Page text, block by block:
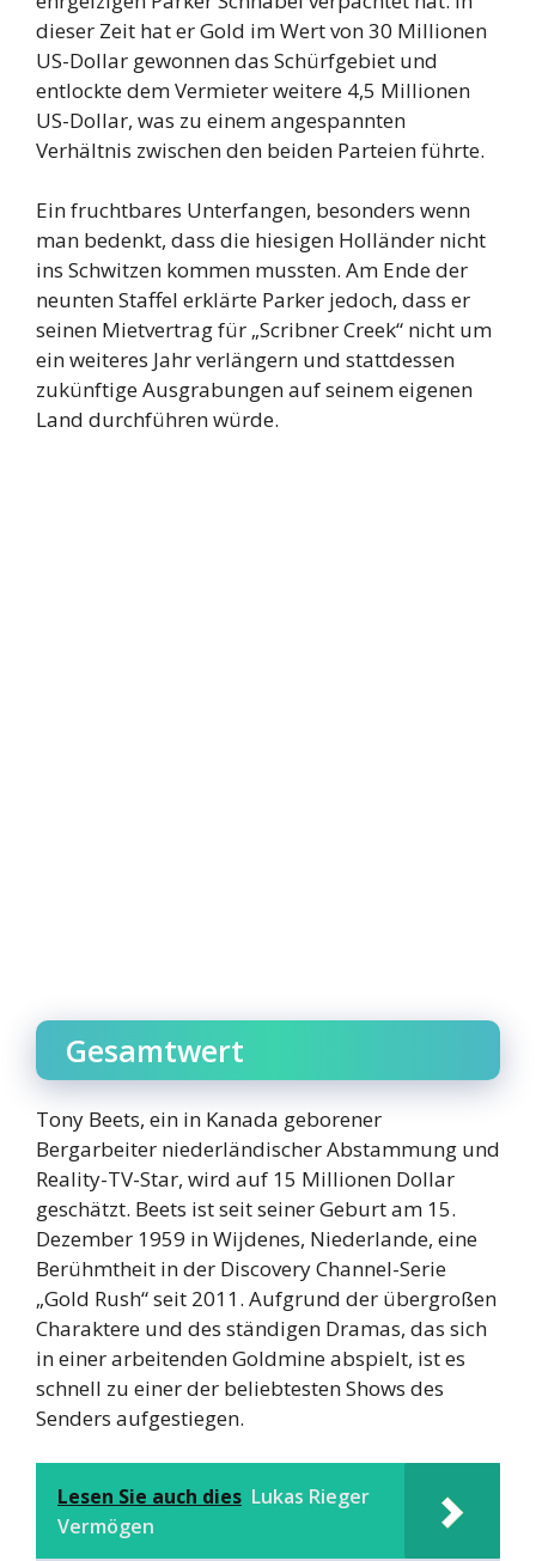
dieser Zeit hat er Gold im Wert von 30 Millionen
US-Dollar gewonnen das Schürfgebiet und
entlockte dem Vermieter weitere 4,5 Millionen
US-Dollar, was zu einem angespannten
Verhältnis zwischen den beiden Parteien führte.
Ein fruchtbares Unterfangen, besonders wenn
man bedenkt, dass die hiesigen Holländer nicht
ins Schwitzen kommen mussten. Am Ende der
neunten Staffel erklärte Parker jedoch, dass er
seinen Mietvertrag für „Scribner Creek“ nicht um
ein weiteres Jahr verlängern und stattdessen
zukünftige Ausgrabungen auf seinem eigenen
Land durchführen würde.
Gesamtwert
Tony Beets, ein in Kanada geborener
Bergarbeiter niederländischer Abstammung und
Reality-TV-Star, wird auf 15 Millionen Dollar
geschätzt. Beets ist seit seiner Geburt am 15.
Dezember 1959 in Wijdenes, Niederlande, eine
Berühmtheit in der Discovery Channel-Serie
„Gold Rush“ seit 2011. Aufgrund der übergroßen
Charaktere und des ständigen Dramas, das sich
in einer arbeitenden Goldmine abspielt, ist es
schnell zu einer der beliebtesten Shows des
Senders aufgestiegen.
Lesen Sie auch dies Lukas Rieger
Vermögen